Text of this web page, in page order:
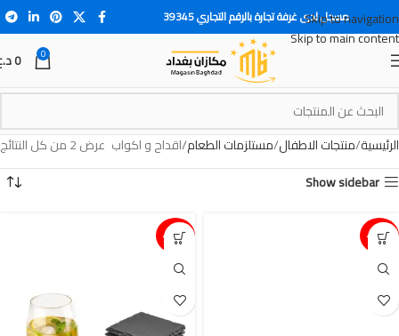
Skip to navigation
Skip to main content
مسجل لدى غرفة تجارة بالرقم التجاري 39345
0
0
الرئيسية منتجات الاطفال مستلزمات الطعام اقداح و اكواب عرض ⁦2⁩ من كل النتائج
Show sidebar
15%-
15%-